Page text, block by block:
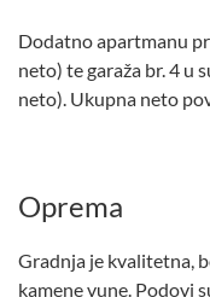
Dodatno apartmanu
neto) te garaža br. 4 u
neto). Ukupna neto
Oprema
Gradnja je kvalitetna,
kamene vune. Podovi